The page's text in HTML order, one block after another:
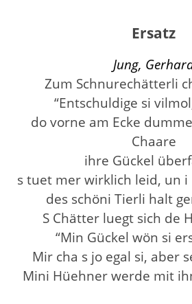
Ersatz
Jung,
Zum Schnurechätterli
“Entschuldige si
do vorne am Ecke
Chaare
ihre Gückel
s tuet mer wirklich leid, un i
des schöni Tierli halt
S Chätter luegt sich de
“Min Gückel wön si
Mir cha s jo egal si, aber
Mini Hüehner werde mit